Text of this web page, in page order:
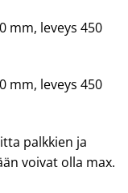
mm, leveys 450
mm, leveys 450
palkkien ja
voivat olla max.